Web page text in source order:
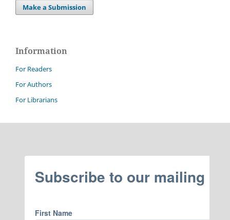
Make a Submission
Information
For Readers
For Authors
For Librarians